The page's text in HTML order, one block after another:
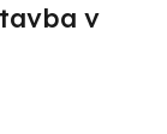
v